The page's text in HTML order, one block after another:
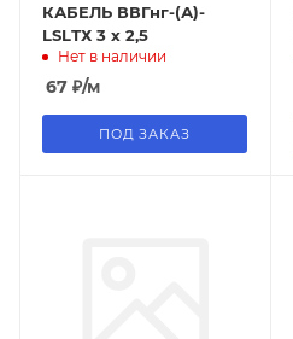
КАБЕЛЬ ВВГнг-(А)-
LSLТХ 3 х 2,5
Нет в наличии
67 ₽/м
ПОД ЗАКАЗ